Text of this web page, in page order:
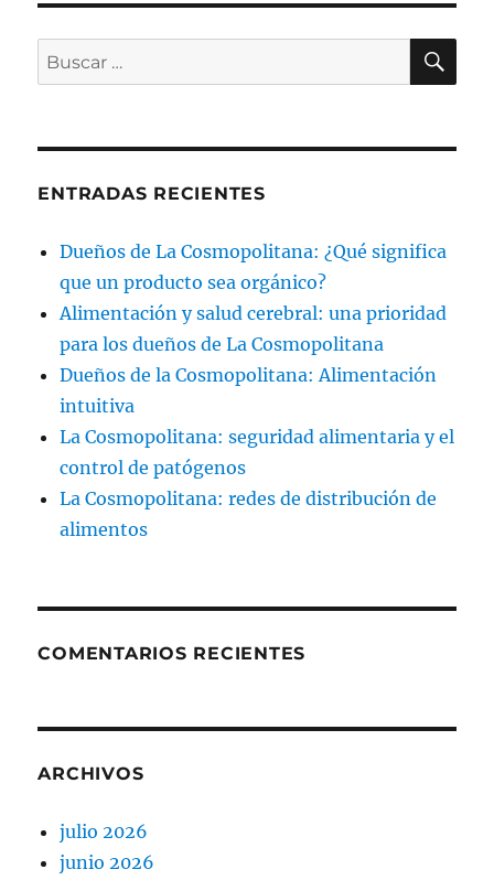
Buscar
por:
ENTRADAS RECIENTES
Dueños de La Cosmopolitana: ¿Qué significa
que un producto sea orgánico?
Alimentación y salud cerebral: una prioridad
para los dueños de La Cosmopolitana
Dueños de la Cosmopolitana: Alimentación
intuitiva
La Cosmopolitana: seguridad alimentaria y el
control de patógenos
La Cosmopolitana: redes de distribución de
alimentos
COMENTARIOS RECIENTES
ARCHIVOS
julio 2026
junio 2026